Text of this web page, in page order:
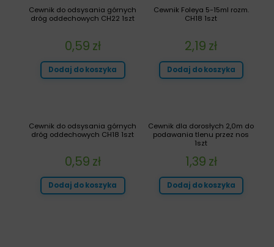
Cewnik Foleya 5-15ml rozm.
CH18 1szt
2,19 zł
Dodaj do koszyka
Cewnik do odsysania górnych
dróg oddechowych CH22 1szt
0,59 zł
Dodaj do koszyka
Cewnik dla dorosłych 2,0m do
podawania tlenu przez nos
1szt
1,39 zł
Dodaj do koszyka
Cewnik do odsysania górnych
dróg oddechowych CH18 1szt
0,59 zł
Dodaj do koszyka